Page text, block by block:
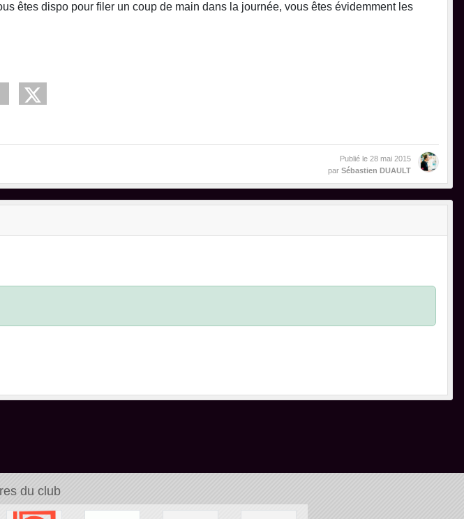
êtes dispo pour filer un coup de main dans la journée, vous êtes évidemment les
Publié le 28 mai 2015
par Sébastien DUAULT
du club